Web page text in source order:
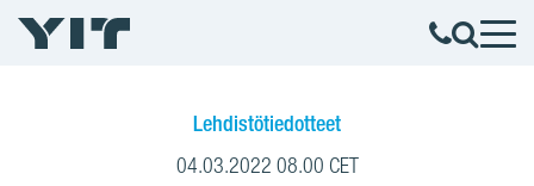
Lehdistötiedotteet
04.03.2022 08.00 CET